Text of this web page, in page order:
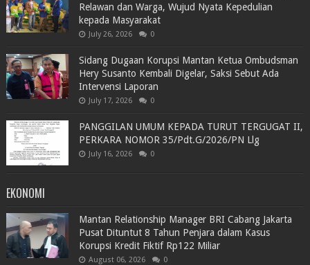
Relawan dan Warga, Wujud Nyata Kepedulian
kepada Masyarakat
July 26, 2026 0
Sidang Dugaan Korupsi Mantan Ketua Ombudsman
Hery Susanto Kembali Digelar, Saksi Sebut Ada
Intervensi Laporan
July 17, 2026 0
PANGGILAN UMUM KEPADA TURUT TERGUGAT II,
PERKARA NOMOR 35/Pdt.G/2026/PN Llg
July 16, 2026 0
EKONOMI
Mantan Relationship Manager BRI Cabang Jakarta
Pusat Dituntut 8 Tahun Penjara dalam Kasus
Korupsi Kredit Fiktif Rp122 Miliar
August 06, 2026 0